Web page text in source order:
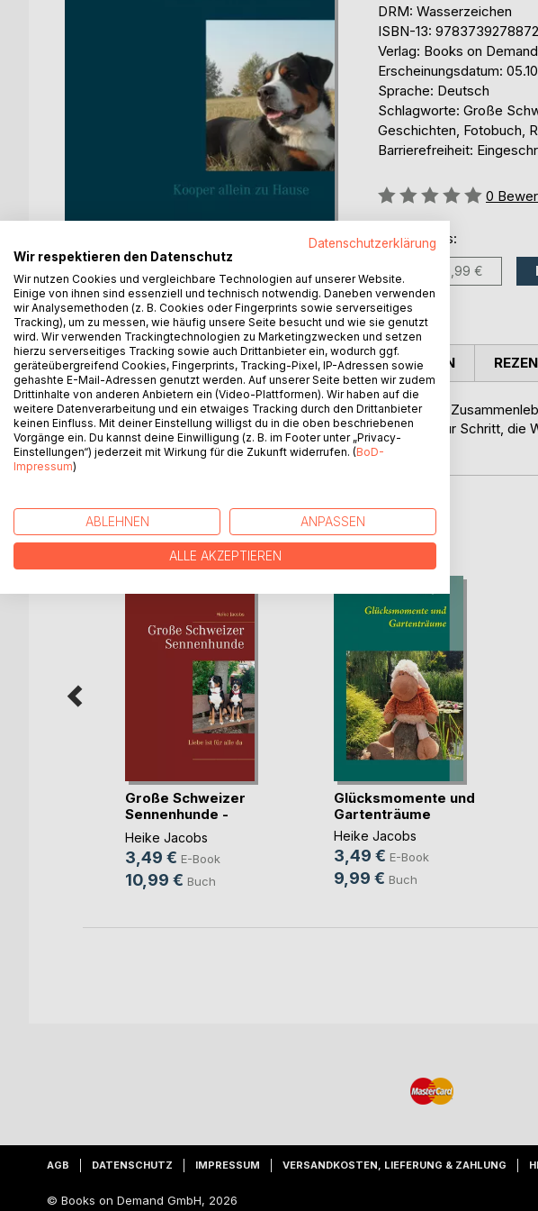
DRM: Wasserzeichen
ISBN-13: 9783739278872
Verlag: Books on Demand
Erscheinungsdatum:
Sprache: Deutsch
Schlagworte: Große
Geschichten, Fotobuch,
Barrierefreiheit:
Bewertung::
0
erhältlich als:
10,99 €
BESCHREIBUNG
In diesem Mini-Fotobuch wird in kurzen Geschichten vom
Kooper, der Große Schweizer Sennenhund, lernt Schritt für Schritt, die
Zweibeiner zu verstehen.
AUTOR/IN PRESSESTIMMEN
WEITERE TITEL BEIBoD
Große Schweizer
Sennenhunde -
Lieb(...)
Heike Jacobs
3,49 € E-Book
10,99 € Buch
Glücksmomente und
Gartenträume
Heike Jacobs
3,49 € E-Book
9,99 € Buch
AGB DATENSCHUTZ IMPRESSUM VERSANDKOSTEN, LIEFERUNG & ZAHLUNG
© Books on Demand GmbH, 2026
Datenschutzerklärung
Wir respektieren den Datenschutz
Wir nutzen Cookies und vergleichbare Technologien auf unserer Website.
Einige von ihnen sind essenziell und technisch notwendig. Daneben verwenden
wir Analysemethoden (z. B. Cookies oder Fingerprints sowie serverseitiges
Tracking), um zu messen, wie häufig unsere Seite besucht und wie sie genutzt
wird. Wir verwenden Trackingtechnologien zu Marketingzwecken und setzen
hierzu serverseitiges Tracking sowie auch Drittanbieter ein, wodurch ggf.
geräteübergreifend Cookies, Fingerprints, Tracking-Pixel, IP-Adressen sowie
gehashte E-Mail-Adressen genutzt werden. Auf unserer Seite betten wir zudem
Drittinhalte von anderen Anbietern ein (Video-Plattformen). Wir haben auf die
weitere Datenverarbeitung und ein etwaiges Tracking durch den Drittanbieter
keinen Einfluss. Mit deiner Einstellung willigst du in die oben beschriebenen
Vorgänge ein. Du kannst deine Einwilligung (z. B. im Footer unter „Privacy-
Einstellungen“) jederzeit mit Wirkung für die Zukunft widerrufen. (BoD-
Impressum)
ABLEHNEN ANPASSEN
ALLE AKZEPTIEREN